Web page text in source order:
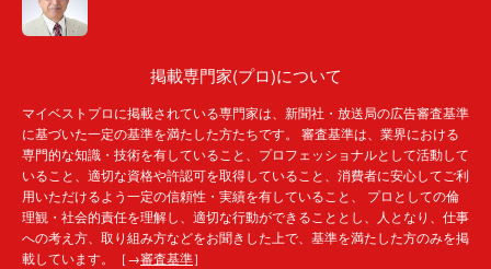
掲載専門家(プロ)について
マイベストプロに掲載されている専門家は、新聞社・放送局の広告審査基準
に基づいた一定の基準を満たした方たちです。 審査基準は、業界における
専門的な知識・技術を有していること、プロフェッショナルとして活動して
いること、適切な資格や許認可を取得していること、消費者に安心してご利
用いただけるよう一定の信頼性・実績を有していること、 プロとしての倫
理観・社会的責任を理解し、適切な行動ができることとし、人となり、仕事
への考え方、取り組み方などをお聞きした上で、基準を満たした方のみを掲
載しています。［→審査基準］